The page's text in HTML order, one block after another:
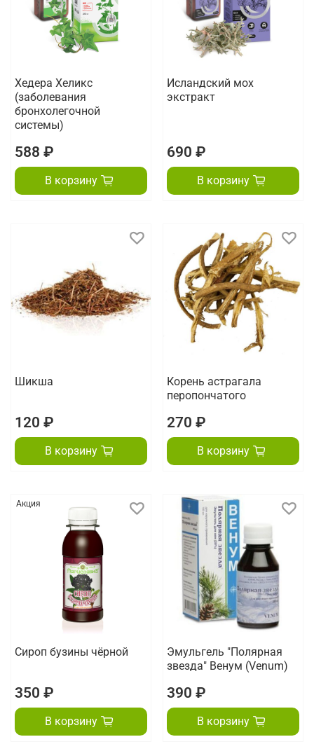
Хедера Хеликс
(заболевания
бронхолегочной
системы)
588 ₽
В корзину
Исландский мох
экстракт
690 ₽
В корзину
Шикша
120 ₽
В корзину
Корень астрагала
перопончатого
270 ₽
В корзину
Акция
Сироп бузины чёрной
350 ₽
В корзину
Эмульгель "Полярная
звезда" Венум (Venum)
390 ₽
В корзину